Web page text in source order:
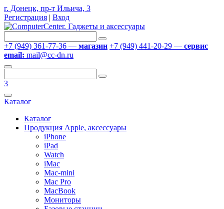
г. Донецк, пр-т Ильича, 3
Регистрация | Вход
+7 (949) 361-77-36 — магазин +7 (949) 441-20-29 — сервис
email: mail@cc-dn.ru
3
Каталог
Каталог
Продукция Apple, аксессуары
iPhone
iPad
Watch
iMac
Mac-mini
Mac Pro
MacBook
Мониторы